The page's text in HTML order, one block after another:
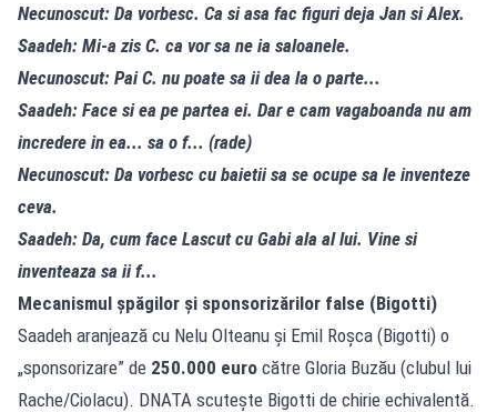
Necunoscut: Da vorbesc. Ca si asa fac figuri deja Jan si Alex.
Saadeh: Mi-a zis C. ca vor sa ne ia saloanele.
Necunoscut: Pai C. nu poate sa ii dea la o parte...
Saadeh: Face si ea pe partea ei. Dar e cam vagaboanda nu am
incredere in ea... sa o f... (rade)
Necunoscut: Da vorbesc cu baietii sa se ocupe sa le inventeze
ceva.
Saadeh: Da, cum face Lascut cu Gabi ala al lui. Vine si
inventeaza sa ii f...
Mecanismul șpăgilor și sponsorizărilor false (Bigotti)
Saadeh aranjează cu Nelu Olteanu și Emil Roșca (Bigotti) o
„sponsorizare” de 250.000 euro către Gloria Buzău (clubul lui
Rache/Ciolacu). DNATA scutește Bigotti de chirie echivalentă.